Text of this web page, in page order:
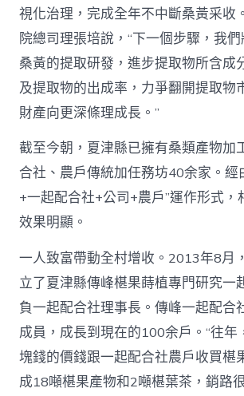
視化治理，完成全年不中斷桑黃采收
院總司理張培說，“下一個步驟，我
桑黃的提取研發，進步提取物所含成
及提取物的出成率，力爭翻開提取物
財產向更深條理成長。”
截至今朝，夏津縣已擁有桑類產物加
合社、農戶傳統加任務坊40余家。經
+一起配合社+公司+農戶”運作形式，
效果明顯。
一人致富帶動全村增收。2013年8月
立了夏津縣傳峰椹果蒔植專門研究一
負一起配合社理事長。傳峰一起配合
成員，成長到現在的100余戶。“往年
塊錢的價錢跟一起配合社農戶收買椹
成18噸椹果產物和2噸椹葉茶，銷路